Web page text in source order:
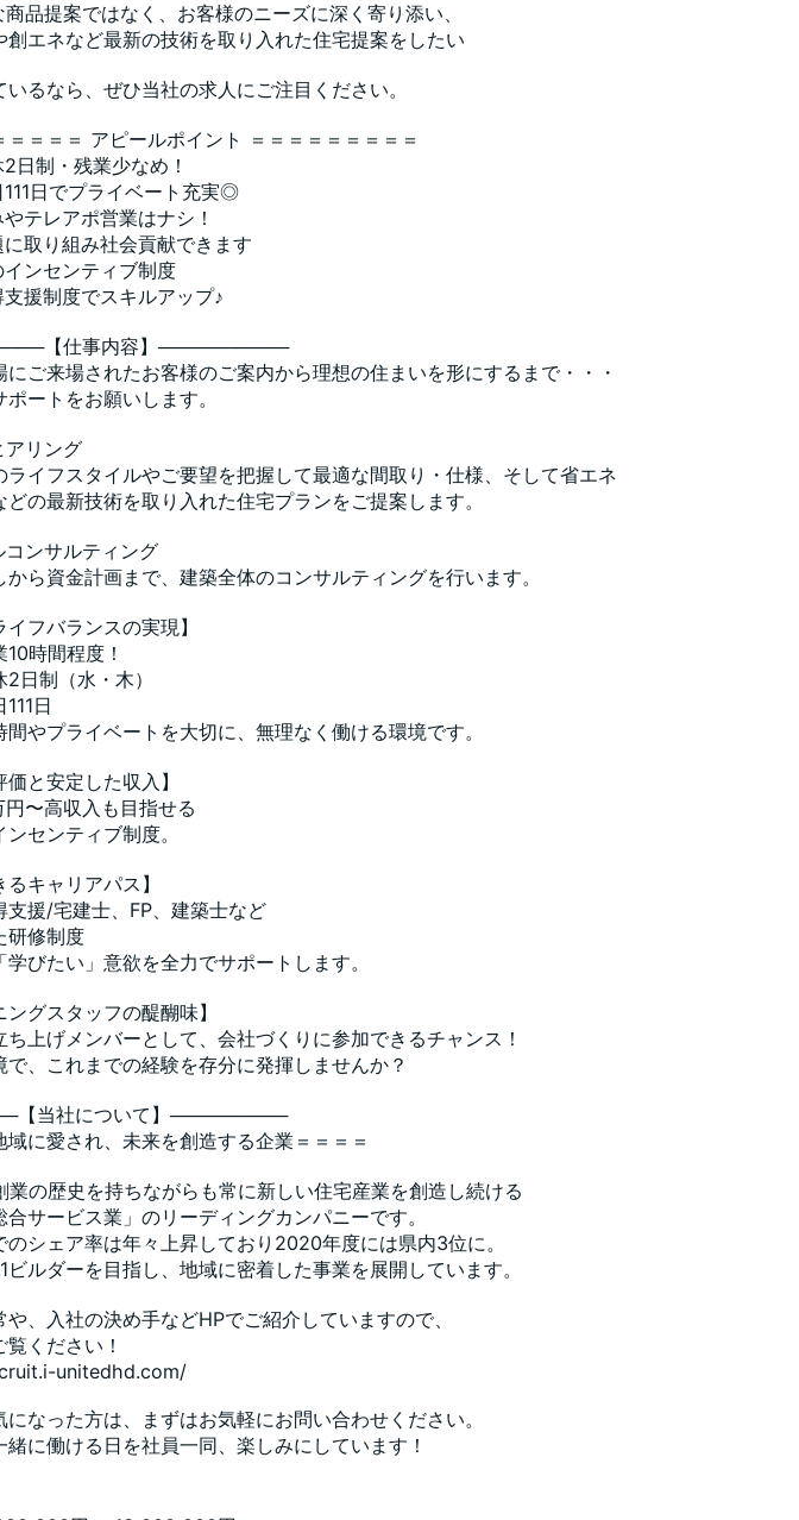
品提案ではなく、お客様のニーズに深く寄り添い、
エネなど最新の技術を取り入れた住宅提案をしたい
いるなら、ぜひ当社の求人にご注目ください。
＝＝＝＝ アピールポイント ＝＝＝＝＝＝＝＝＝
日制・残業少なめ！
111日でプライベート充実◎
テレアポ営業はナシ！
に取り組み社会貢献できます
インセンティブ制度
支援制度でスキルアップ♪
【仕事内容】──────────
にご来場されたお客様のご案内から理想の住まいを形にするまで・・・
ートをお願いします。
アリング
ライフスタイルやご要望を把握して最適な間取り・仕様、そして省エネ
の最新技術を取り入れた住宅プランをご提案します。
コンサルティング
から資金計画まで、建築全体のコンサルティングを行います。
イフバランスの実現】
10時間程度！
2日制（水・木）
111日
間やプライベートを大切に、無理なく働ける環境です。
価と安定した収入】
〜高収入も目指せる
センティブ制度。
るキャリアパス】
支援/宅建士、FP、建築士など
研修制度
学びたい」意欲を全力でサポートします。
ングスタッフの醍醐味】
ち上げメンバーとして、会社づくりに参加できるチャンス！
で、これまでの経験を存分に発揮しませんか？
【当社について】─────────
域に愛され、未来を創造する企業＝＝＝＝
業の歴史を持ちながらも常に新しい住宅産業を創造し続ける
合サービス業」のリーディングカンパニーです。
のシェア率は年々上昇しており2020年度には県内3位に。
ビルダーを目指し、地域に密着した事業を展開しています。
や、入社の決め手などHPでご紹介していますので、
ください！
unitedhd.com/
になった方は、まずはお気軽にお問い合わせください。
緒に働ける日を社員一同、楽しみにしています！